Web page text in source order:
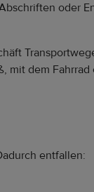
oder
mit dem Fahrrad
entfallen: